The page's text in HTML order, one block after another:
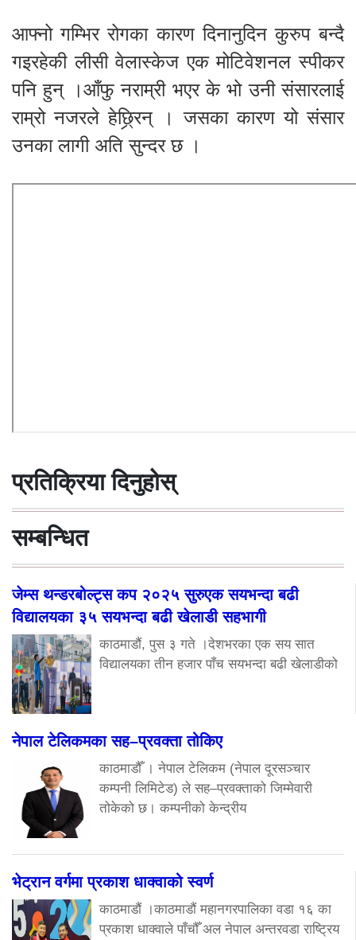
आफ्नो गम्भिर रोगका कारण दिनानुदिन कुरुप बन्दै
गइरहेकी लीसी वेलास्‍केज एक मोटिवेशनल स्‍पीकर
पनि हुन् ।आँफु नराम्री भएर के भो उनी संसारलाई
राम्रो नजरले हेछ्र्रिन् । जसका कारण यो संसार
उनका लागी अति सुन्दर छ ।
प्रतिक्रिया दिनुहोस्
सम्बन्धित
जेम्स थन्डरबोल्ट्स कप २०२५ सुरुएक सयभन्दा बढी
विद्यालयका ३५ सयभन्दा बढी खेलाडी सहभागी
काठमाडौं, पुस ३ गते ।देशभरका एक सय सात
विद्यालयका तीन हजार पाँच सयभन्दा बढी खेलाडीको
नेपाल टेलिकमका सह–प्रवक्ता तोकिए
काठमाडौँ । नेपाल टेलिकम (नेपाल दूरसञ्चार
कम्पनी लिमिटेड) ले सह–प्रवक्ताको जिम्मेवारी
तोकेको छ। कम्पनीको केन्द्रीय
भेट्रान वर्गमा प्रकाश धाक्वाको स्वर्ण
काठमाडौं ।काठमाडौं महानगरपालिका वडा १६ का
प्रकाश धाक्वाले पाँचौँ अल नेपाल अन्तरवडा राष्ट्रिय